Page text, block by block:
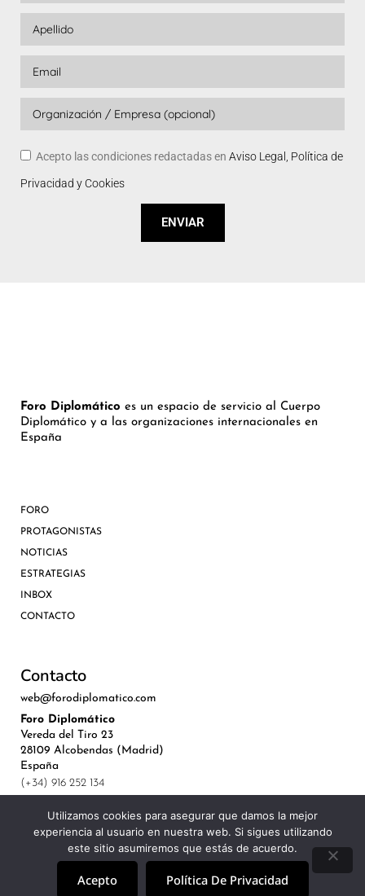
Acepto las condiciones redactadas en Aviso Legal, Política de
Privacidad y Cookies
ENVIAR
Foro Diplomático es un espacio de servicio al Cuerpo
Diplomático y a las organizaciones internacionales en
España
FORO
PROTAGONISTAS
NOTICIAS
ESTRATEGIAS
INBOX
CONTACTO
Contacto
web@forodiplomatico.com
Foro Diplomático
Vereda del Tiro 23
28109 Alcobendas (Madrid)
España
(+34) 916 252 134
Utilizamos cookies para asegurar que damos la mejor
experiencia al usuario en nuestra web. Si sigues utilizando
este sitio asumiremos que estás de acuerdo.
Acepto Política De Privacidad